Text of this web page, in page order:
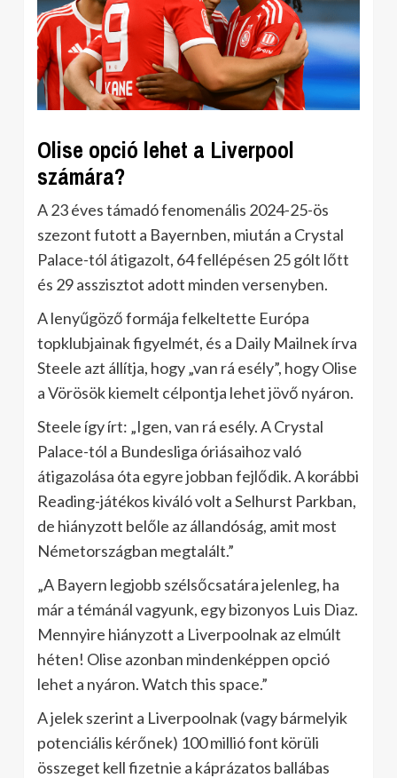
Olise opció lehet a Liverpool
számára?
A 23 éves támadó fenomenális 2024-25-ös
szezont futott a Bayernben, miután a Crystal
Palace-tól átigazolt, 64 fellépésen 25 gólt lőtt
és 29 asszisztot adott minden versenyben.
A lenyűgöző formája felkeltette Európa
topklubjainak figyelmét, és a Daily Mailnek írva
Steele azt állítja, hogy „van rá esély”, hogy Olise
a Vörösök kiemelt célpontja lehet jövő nyáron.
Steele így írt: „Igen, van rá esély. A Crystal
Palace-tól a Bundesliga óriásaihoz való
átigazolása óta egyre jobban fejlődik. A korábbi
Reading-játékos kiváló volt a Selhurst Parkban,
de hiányzott belőle az állandóság, amit most
Németországban megtalált.”
„A Bayern legjobb szélsőcsatára jelenleg, ha
már a témánál vagyunk, egy bizonyos Luis Diaz.
Mennyire hiányzott a Liverpoolnak az elmúlt
héten! Olise azonban mindenképpen opció
lehet a nyáron. Watch this space.”
A jelek szerint a Liverpoolnak (vagy bármelyik
potenciális kérőnek) 100 millió font körüli
összeget kell fizetnie a káprázatos ballábas